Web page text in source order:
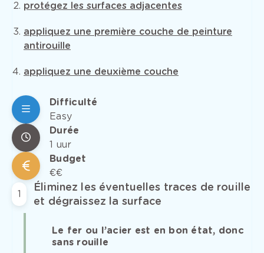
protégez les surfaces adjacentes
appliquez une première couche de peinture
antirouille
appliquez une deuxième couche
Difficulté
Easy
Durée
1 uur
Budget
€€
1
Éliminez les éventuelles traces de rouille
et dégraissez la surface
Le fer ou l’acier est en bon état, donc
sans rouille